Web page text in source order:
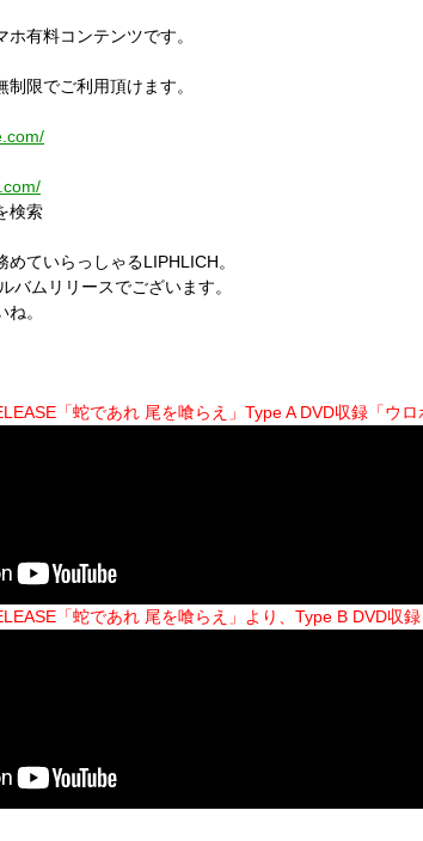
有料コンテンツです。
限でご利用頂けます。
検索
ていらっしゃるLIPHLICH。
バムリリースでございます。
。
「蛇であれ 尾を喰らえ」Type A DVD収録「ウロ
「蛇であれ 尾を喰らえ」より、Type B DVD収